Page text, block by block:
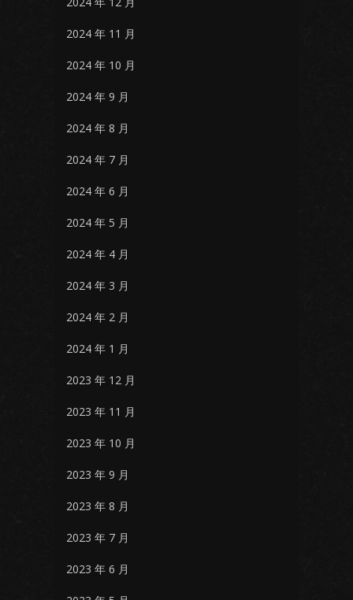
2024 年 11 月
2024 年 10 月
2024 年 9 月
2024 年 8 月
2024 年 7 月
2024 年 6 月
2024 年 5 月
2024 年 4 月
2024 年 3 月
2024 年 2 月
2024 年 1 月
2023 年 12 月
2023 年 11 月
2023 年 10 月
2023 年 9 月
2023 年 8 月
2023 年 7 月
2023 年 6 月